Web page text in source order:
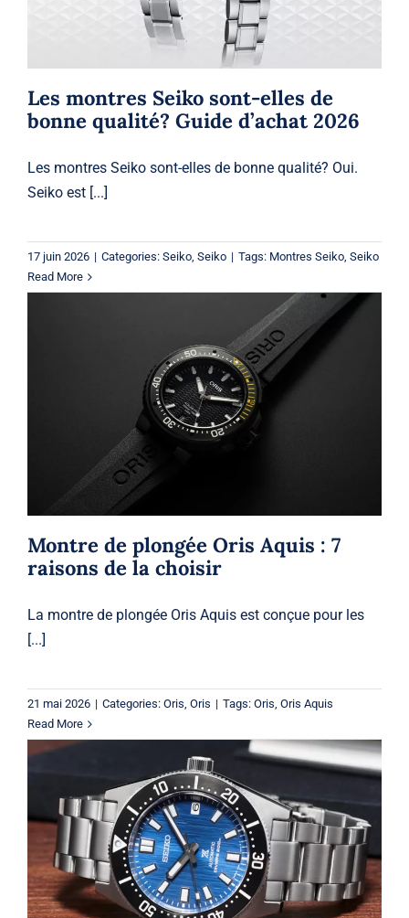
Les montres Seiko sont-elles de
bonne qualité? Guide d’achat 2026
Les montres Seiko sont-elles de bonne qualité? Oui.
Seiko est [...]
17 juin 2026 | Categories: Seiko, Seiko | Tags: Montres Seiko, Seiko
Read More
Montre de plongée Oris Aquis : 7
raisons de la choisir
Oris Oris
Montre de plongée Oris Aquis : 7
raisons de la choisir
La montre de plongée Oris Aquis est conçue pour les
[...]
21 mai 2026 | Categories: Oris, Oris | Tags: Oris, Oris Aquis
Read More
Les montres Seiko vont-elles prendre
de la valeur ? Plongée profonde dans
le monde de l’horlogerie
Seiko Seiko